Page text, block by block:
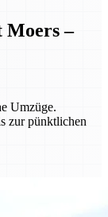
Moers –
Umzüge.
zur pünktlichen